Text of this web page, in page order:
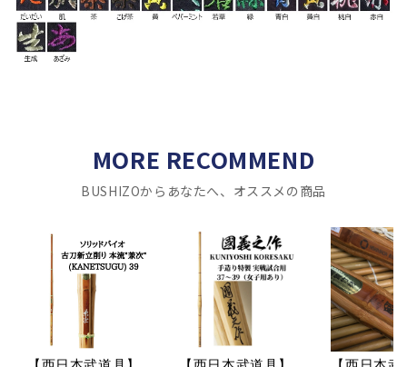
MORE RECOMMEND
BUSHIZOからあなたへ、オススメの商品